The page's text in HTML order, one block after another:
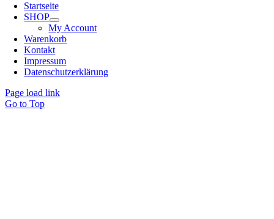
Startseite
SHOP
My Account
Warenkorb
Kontakt
Impressum
Datenschutzerklärung
Page load link
Go to Top